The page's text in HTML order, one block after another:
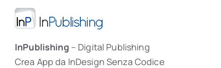
InPublishing – Digital Publishing
Crea App da InDesign Senza Codice